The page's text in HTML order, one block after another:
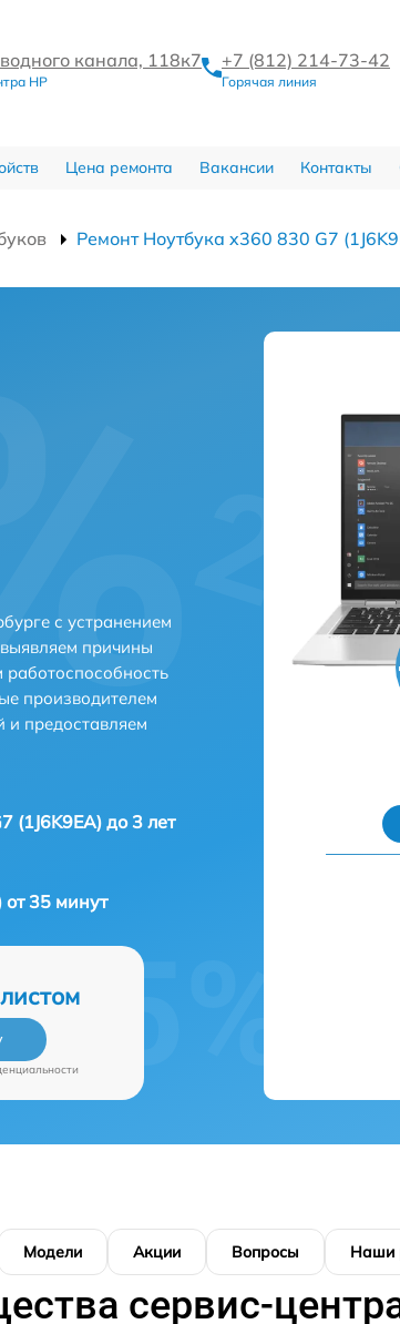
канала, 118к7
HP
+7 (812) 214-73-42
Горячая линия
Цена ремонта Вакансии Контакты
Ремонт Ноутбука x360 830 G7
с устранением
причины
производителем
и предоставляем
(1J6K9EA) до 3 лет
от 35 минут
Модели Акции Вопросы Наши
сервис-